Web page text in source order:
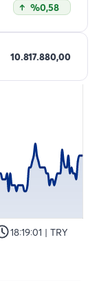
%0,58
10.817.880,00
18:19:01 | TRY